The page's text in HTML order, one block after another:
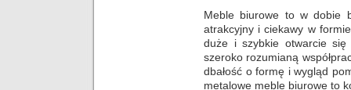
Meble biurowe to w dobie
atrakcyjny i ciekawy w
duże i szybkie otwarcie
szeroko rozumianą
dbałość o formę i wygląd
metalowe meble biurowe to